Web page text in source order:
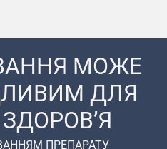
МОЖЕ
ДЛЯ
ПРЕПАРАТУ